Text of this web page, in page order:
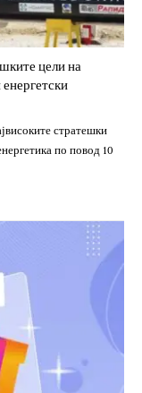
цели на
стратешки
по повод 10